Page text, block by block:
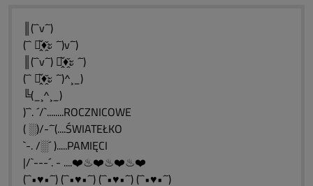
║(¯`v´¯)
(¯` ะ̭̌♦̭̌ะ ´¯)v´¯)
║(¯`v´¯) ะ̭̌♦̭̌ะ ´¯)
(¯` ะ̭̌♦̭̌ะ ´¯)^¸_)
╚(_¸^¸_)
)¯`. ´/`........ROCZNICOWE
( ░)/-´¯(....ŚWIATEŁKO
`-. /░´ ).....PAMIĘCI
|/`---´. - ....❤️♨❤️♨❤️♨❤️
(¯`•♥•´¯) (¯`•♥•´¯) (¯`•♥•´¯) (¯`•♥•´¯)